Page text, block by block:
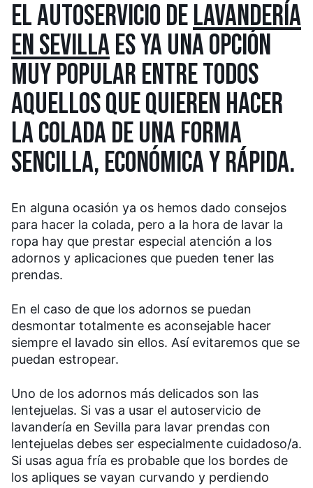
EL AUTOSERVICIO DE LAVANDERÍA
EN SEVILLA ES YA UNA OPCIÓN
MUY POPULAR ENTRE TODOS
AQUELLOS QUE QUIEREN HACER
LA COLADA DE UNA FORMA
SENCILLA, ECONÓMICA Y RÁPIDA.
En alguna ocasión ya os hemos dado consejos
para hacer la colada, pero a la hora de lavar la
ropa hay que prestar especial atención a los
adornos y aplicaciones que pueden tener las
prendas.
En el caso de que los adornos se puedan
desmontar totalmente es aconsejable hacer
siempre el lavado sin ellos. Así evitaremos que se
puedan estropear.
Uno de los adornos más delicados son las
lentejuelas. Si vas a usar el autoservicio de
lavandería en Sevilla para lavar prendas con
lentejuelas debes ser especialmente cuidadoso/a.
Si usas agua fría es probable que los bordes de
los apliques se vayan curvando y perdiendo